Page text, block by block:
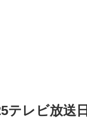
テレビ放送